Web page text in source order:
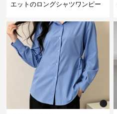
エットのロングシャツワンピー